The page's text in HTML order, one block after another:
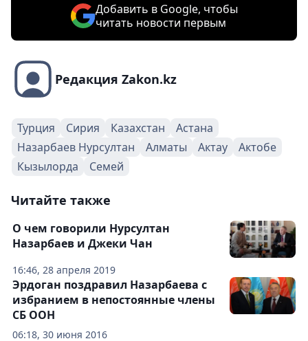
Добавить в Google, чтобы
читать новости первым
Редакция Zakon.kz
Турция Сирия Казахстан
Астана
Назарбаев Нурсултан
Алматы Актау
Актобе
Кызылорда
Семей
Читайте также
16:46, 28 апреля 2019
О чем говорили Нурсултан
Назарбаев и Джеки Чан
06:18, 30 июня 2016
Эрдоган поздравил Назарбаева с
избранием в непостоянные члены
СБ ООН